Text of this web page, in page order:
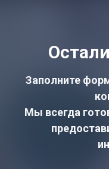
Заполните
Мы всегда